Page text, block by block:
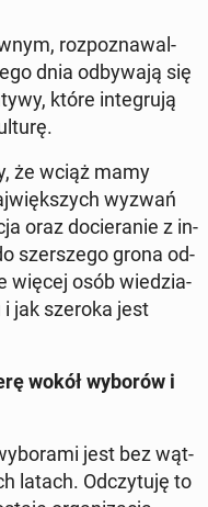
roz­po­zna­wal­
dnia od­by­wa­ją się
które in­te­gru­ją
że wciąż mamy
wyzwań
oraz do­cie­ra­nie z in­
szer­sze­go grona od­
więcej osób wie­dzia­
i jak szeroka jest
wokół wyborów i
jest bez wąt­
latach. Od­czy­tu­ję to